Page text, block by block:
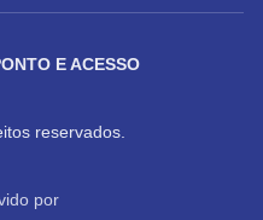
E ACESSO
reservados.
por